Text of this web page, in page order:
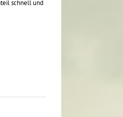
schnell und